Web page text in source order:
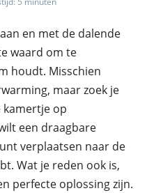
en met de dalende
waard om te
houdt. Misschien
maar zoek je
kamertje op
een draagbare
verplaatsen naar de
Wat je reden ook is,
perfecte oplossing zijn.